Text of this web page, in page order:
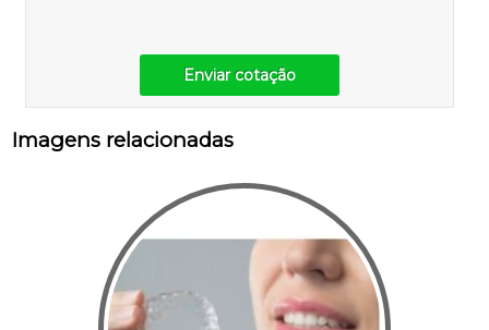
Enviar cotação
Imagens relacionadas